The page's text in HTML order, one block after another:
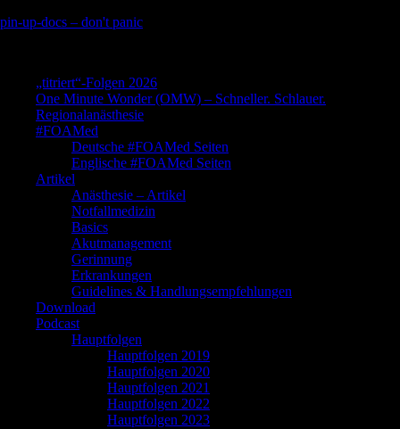
Skip
pin-up-docs – don't panic
„titriert“-Folgen 2026
One Minute Wonder (OMW) – Schneller. Schlauer.
Regionalanästhesie
#FOAMed
Deutsche #FOAMed Seiten
Englische #FOAMed Seiten
Artikel
Anästhesie – Artikel
Notfallmedizin
Basics
Akutmanagement
Gerinnung
Erkrankungen
Guidelines & Handlungsempfehlungen
Download
Podcast
Hauptfolgen
Hauptfolgen 2019
Hauptfolgen 2020
Hauptfolgen 2021
Hauptfolgen 2022
Hauptfolgen 2023